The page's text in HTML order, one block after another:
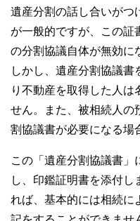
遺産分割の話し合いがつ
が一般的ですが、この証
の分割協議自体が無効に
しかし、遺産分割協議書
り不動産を取得した人は
せん。また、被相続人の
割協議書が必要になる場
この「遺産分割協議書」
し、印鑑証明書を添付
れば、基本的には相続に